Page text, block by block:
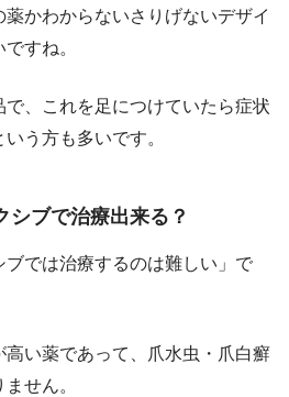
かわからないさりげないデザイ
すね。
、これを足につけていたら症状
う方も多いです。
シブで治療出来る？
では治療するのは難しい」で
い薬であって、爪水虫・爪白癬
せん。